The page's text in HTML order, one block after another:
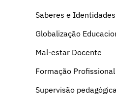
Saberes e
Globalização
Mal-estar Docente
Formação
Supervisão pedagógica